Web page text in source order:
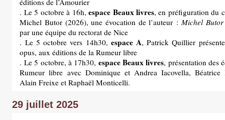
. Le 5 octobre à 16h,espace Beaux livres, en préfiguration du
Michel Butor (2026), une évocation de l’auteur : Michel
par une équipe du rectorat de Nice
. Le 5 octobre vers 14h30, espace A, Patrick Quillier
opus, aux éditions de la Rumeur libre
. Le 5 octobre, à 17h30, espace Beaux livres, présentation des
Rumeur libre avec Dominique et Andrea Iacovella, Béatrice
Alain Freixe et Raphaël Monticelli.
29 juillet 2025